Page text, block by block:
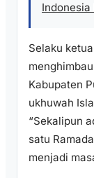
Indonesia
Selaku
Kabupaten
ukhuwah
“Sekalipun
satu
menjadi